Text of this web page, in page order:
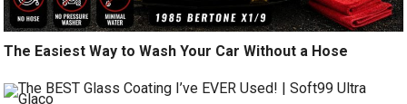
The Easiest Way to Wash Your Car Without a Hose